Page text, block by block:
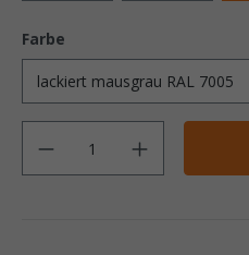
Farbe